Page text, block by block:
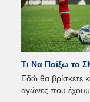
Τι Να Παίξω το
Εδώ θα βρίσκετε
αγώνες που έχουμε